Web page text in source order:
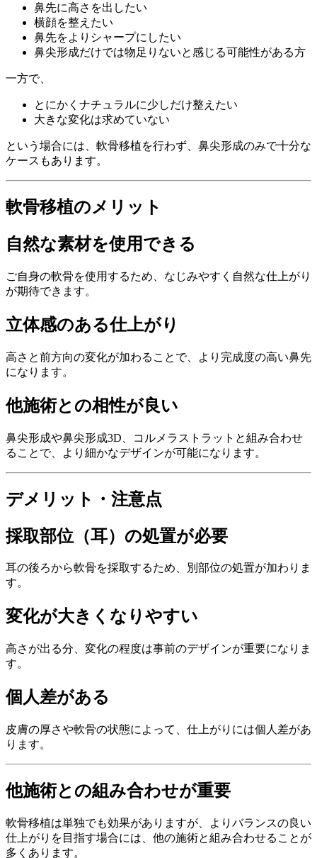
鼻先に高さを出したい
横顔を整えたい
鼻先をよりシャープにしたい
鼻尖形成だけでは物足りないと感じる可能性がある方
一方で、
とにかくナチュラルに少しだけ整えたい
大きな変化は求めていない
という場合には、軟骨移植を行わず、鼻尖形成のみで十分な
ケースもあります。
軟骨移植のメリット
自然な素材を使用できる
ご自身の軟骨を使用するため、なじみやすく自然な仕上がり
が期待できます。
立体感のある仕上がり
高さと前方向の変化が加わることで、より完成度の高い鼻先
になります。
他施術との相性が良い
鼻尖形成や鼻尖形成3D、コルメラストラットと組み合わせ
ることで、より細かなデザインが可能になります。
デメリット・注意点
採取部位（耳）の処置が必要
耳の後ろから軟骨を採取するため、別部位の処置が加わりま
す。
変化が大きくなりやすい
高さが出る分、変化の程度は事前のデザインが重要になりま
す。
個人差がある
皮膚の厚さや軟骨の状態によって、仕上がりには個人差があ
ります。
他施術との組み合わせが重要
軟骨移植は単独でも効果がありますが、よりバランスの良い
仕上がりを目指す場合には、他の施術と組み合わせることが
多くあります。